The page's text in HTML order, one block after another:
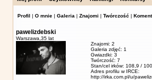
Profil | O mnie | Galeria | Znajomi | Twórczość |
pawelizdebski
Warszawa, 35 lat
Znajomi: 2
Galeria zdjęć: 1
Gwiazdki: 3
Twórczość: 7
Stan/cel irków: 108,9 /
Adres profilu w IRCE:
http://irka.com.pl/u/